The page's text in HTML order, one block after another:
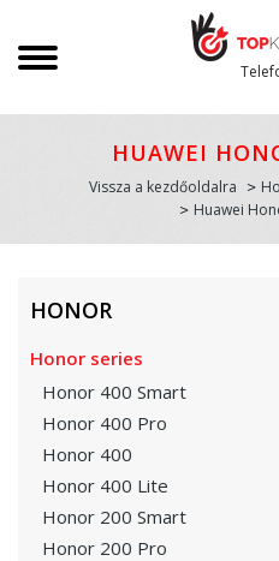
HUAWEI
Vissza a kezdőoldalra
Huawei
HONOR
Honor series
Honor 400 Smart
Honor 400 Pro
Honor 400
Honor 400 Lite
Honor 200 Smart
Honor 200 Pro